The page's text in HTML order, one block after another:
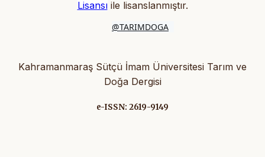
Lisansıile lisanslanmıştır.
@TARIMDOGA
Kahramanmaraş Sütçü İmam Üniversitesi Tarım ve
Doğa Dergisi
e-ISSN: 2619-9149